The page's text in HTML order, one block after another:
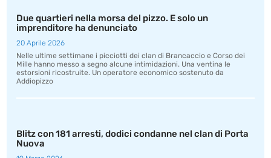
Due quartieri nella morsa del pizzo. E solo un
imprenditore ha denunciato
20 Aprile 2026
Nelle ultime settimane i picciotti dei clan di Brancaccio e Corso dei
Mille hanno messo a segno alcune intimidazioni. Una ventina le
estorsioni ricostruite. Un operatore economico sostenuto da
Addiopizzo
Blitz con 181 arresti, dodici condanne nel clan di Porta
Nuova